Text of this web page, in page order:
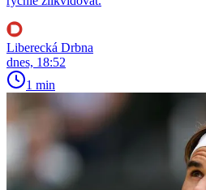
Liberecká Drbna
dnes, 18:52
1 min